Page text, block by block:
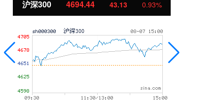
北证50 1134.24 11.37 1.01%